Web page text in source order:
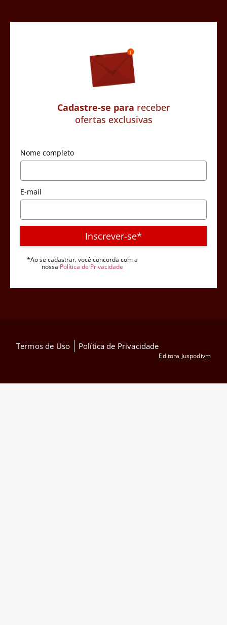
Cadastre-se para receber
ofertas exclusivas
Nome completo
E-mail
Inscrever-se*
*Ao se cadastrar, você concorda com a
nossa Política de Privacidade
Termos de Uso Política de Privacidade
Editora Juspodivm